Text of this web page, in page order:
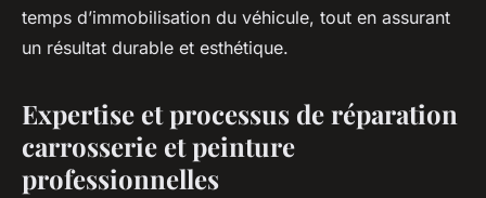
temps d’immobilisation du véhicule, tout en assurant
un résultat durable et esthétique.
Expertise et processus de réparation
carrosserie et peinture
professionnelles